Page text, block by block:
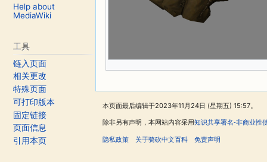
Help about
MediaWiki
工具
链入页面
相关更改
特殊页面
可打印版本
固定链接
页面信息
引用本页
本页面最后编辑于2023年11月24日 (星期五) 15:57。
除非另有声明，本网站内容采用知识共享署名-非商业性
隐私政策 关于骑砍中文百科 免责声明